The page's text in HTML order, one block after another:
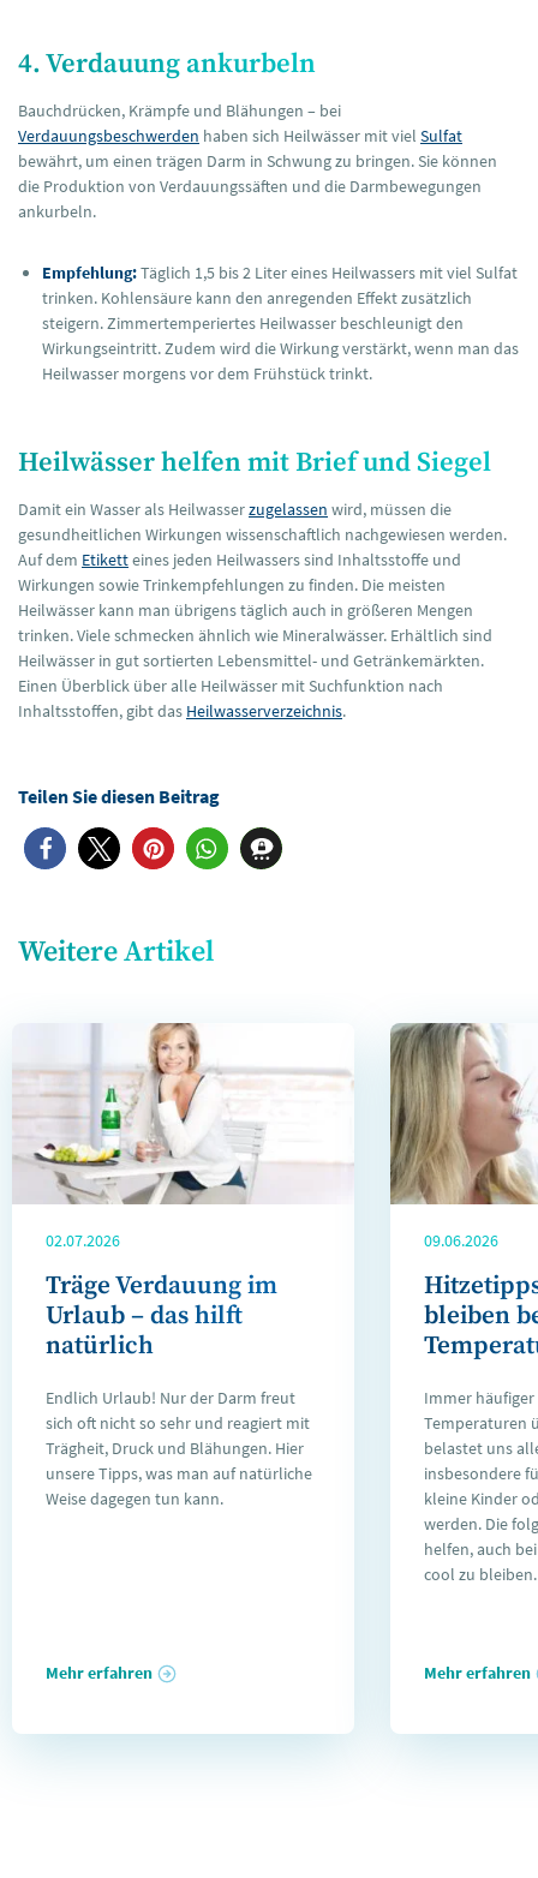
4. Verdauung ankurbeln
Bauchdrücken, Krämpfe und Blähungen – bei
Verdauungsbeschwerden haben sich Heilwässer mit viel Sulfat
bewährt, um einen trägen Darm in Schwung zu bringen. Sie können
die Produktion von Verdauungssäften und die Darmbewegungen
ankurbeln.
Empfehlung:Täglich 1,5 bis 2 Liter eines Heilwassers mit viel Sulfat
trinken. Kohlensäure kann den anregenden Effekt zusätzlich
steigern. Zimmertemperiertes Heilwasser beschleunigt den
Wirkungseintritt. Zudem wird die Wirkung verstärkt, wenn man das
Heilwasser morgens vor dem Frühstück trinkt.
Heilwässer helfen mit Brief und Siegel
Damit ein Wasser als Heilwasserzugelassen wird, müssen die
gesundheitlichen Wirkungen wissenschaftlich nachgewiesen werden.
Auf dem Etiketteines jeden Heilwassers sind Inhaltsstoffe und
Wirkungen sowie Trinkempfehlungen zu finden. Die meisten
Heilwässer kann man übrigens täglich auch in größeren Mengen
trinken. Viele schmecken ähnlich wie Mineralwässer. Erhältlich sind
Heilwässer in gut sortierten Lebensmittel- und Getränkemärkten.
Einen Überblick über alle Heilwässer mit Suchfunktion nach
Inhaltsstoffen, gibt das Heilwasserverzeichnis.
Weitere Artikel
02.07.2026
Träge Verdauung im
Urlaub – das hilft
natürlich
Endlich Urlaub! Nur der Darm freut
sich oft nicht so sehr und reagiert mit
Trägheit, Druck und Blähungen. Hier
unsere Tipps, was man auf natürliche
Weise dagegen tun kann.
Mehr erfahren
09.06.2026
bleiben
Immer
Temperaturen
belastet uns
insbesondere
kleine Kinder
werden. Die
helfen, auch
cool zu bleiben.
Mehr erfahren